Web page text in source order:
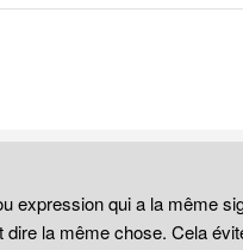
expression qui a la même
la même chose. Cela